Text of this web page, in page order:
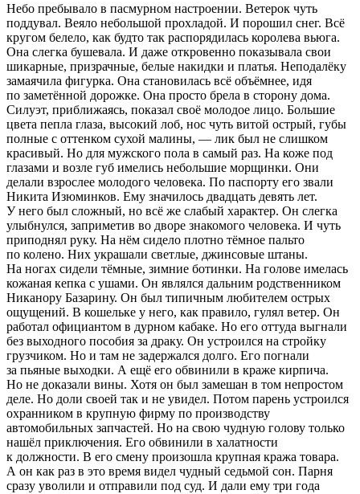
Небо пребывало в пасмурном настроении. Ветерок чуть
поддувал. Веяло небольшой прохладой. И порошил снег. Всё
кругом белело, как будто так распорядилась королева вьюга.
Она слегка бушевала. И даже откровенно показывала свои
шикарные, призрачные, белые накидки и платья. Неподалёку
замаячила фигурка. Она становилась всё объёмнее, идя
по заметённой дорожке. Она просто брела в сторону дома.
Силуэт, приближаясь, показал своё молодое лицо. Большие
цвета пепла глаза, высокий лоб, нос чуть витой острый, губы
полные с оттенком сухой малины, — лик был не слишком
красивый. Но для мужского пола в самый раз. На коже под
глазами и возле губ имелись небольшие морщинки. Они
делали взрослее молодого человека. По паспорту его звали
Никита Изюминков. Ему значилось двадцать девять лет.
У него был сложный, но всё же слабый характер. Он слегка
улыбнулся, заприметив во дворе знакомого человека. И чуть
приподнял руку. На нём сидело плотно тёмное пальто
по колено. Них украшали светлые, джинсовые штаны.
На ногах сидели тёмные, зимние ботинки. На голове имелась
кожаная кепка с ушами. Он являлся дальним родственником
Никанору Базарину. Он был типичным любителем острых
ощущений. В кошельке у него, как правило, гулял ветер. Он
работал официантом в дурном кабаке. Но его оттуда выгнали
без выходного пособия за драку. Он устроился на стройку
грузчиком. Но и там не задержался долго. Его погнали
за пьяные выходки. А ещё его обвинили в краже кирпича.
Но не доказали вины. Хотя он был замешан в том непростом
деле. Но доли своей так и не увидел. Потом парень устроился
охранником в крупную фирму по производству
автомобильных запчастей. Но на свою чудную голову только
нашёл приключения. Его обвинили в халатности
к должности. В его смену произошла крупная кража товара.
А он как раз в это время видел чудный седьмой сон. Парня
сразу уволили и отправили под суд. И дали ему три года